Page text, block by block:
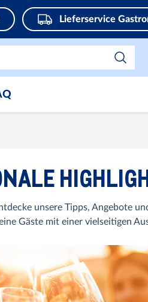
Lieferservice
unsere Tipps, Angebote
Gäste mit einer vielseitigen